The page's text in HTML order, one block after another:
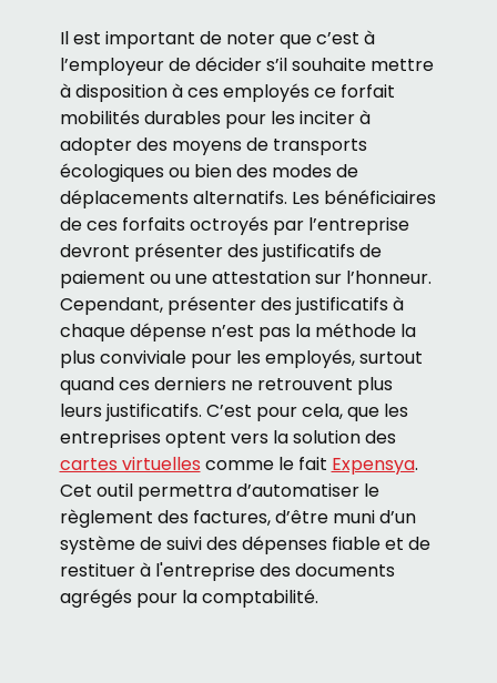
Il est important de noter que c’est à
l’employeur de décider s’il souhaite mettre
à disposition à ces employés ce forfait
mobilités durables pour les inciter à
adopter des moyens de transports
écologiques ou bien des modes de
déplacements alternatifs. Les bénéficiaires
de ces forfaits octroyés par l’entreprise
devront présenter des justificatifs de
paiement ou une attestation sur l’honneur.
Cependant, présenter des justificatifs à
chaque dépense n’est pas la méthode la
plus conviviale pour les employés, surtout
quand ces derniers ne retrouvent plus
leurs justificatifs. C’est pour cela, que les
entreprises optent vers la solution des
cartes virtuelles comme le fait Expensya.
Cet outil permettra d’automatiser le
règlement des factures, d’être muni d’un
système de suivi des dépenses fiable et de
restituer à l'entreprise des documents
agrégés pour la comptabilité.